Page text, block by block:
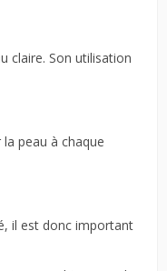
claire. Son utilisation
peau à chaque
il est donc important